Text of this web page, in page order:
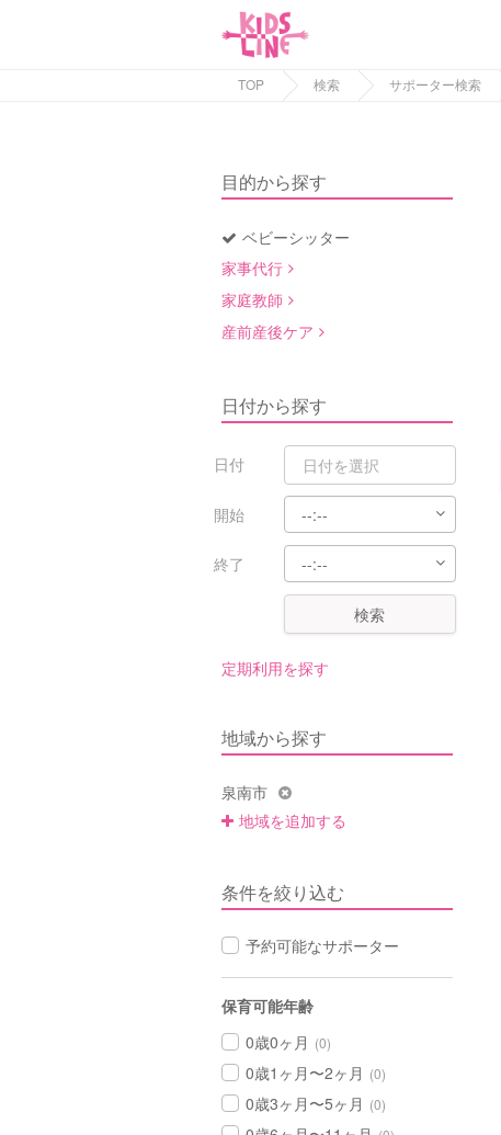
TOP 検索 サポーター検索
目的から探す
ベビーシッター
家事代行
家庭教師
産前産後ケア
日付から探す
日付
開始
終了
検索
定期利用を探す
地域から探す
泉南市
地域を追加する
条件を絞り込む
予約可能なサポーター
保育可能年齢
0歳0ヶ月 (0)
0歳1ヶ月〜2ヶ月 (0)
0歳3ヶ月〜5ヶ月 (0)